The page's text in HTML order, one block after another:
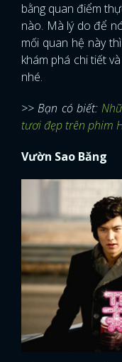
bằng quan điểm
nào. Mà lý do để
mối quan hệ này
khám phá chi tiết
nhé.
>> Bạn có biết:
tươi đẹp trên phim
Vườn Sao Băng